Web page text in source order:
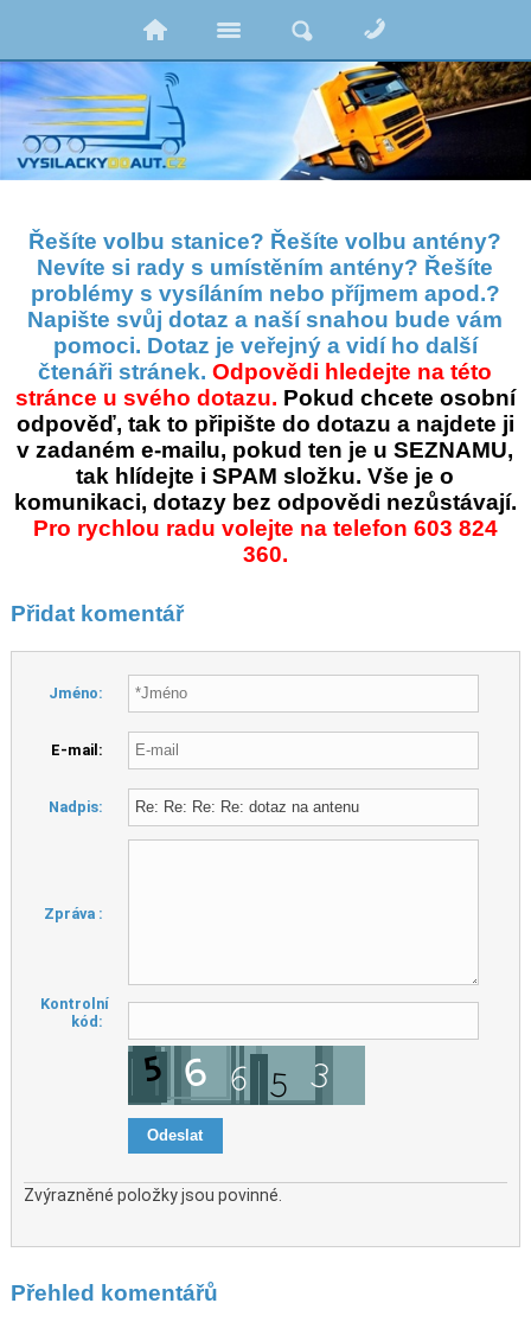
Řešíte volbu stanice? Řešíte volbu antény?
Nevíte si rady s umístěním antény? Řešíte
problémy s vysíláním nebo příjmem apod.?
Napište svůj dotaz a naší snahou bude vám
pomoci. Dotaz je veřejný a vidí ho další
čtenáři stránek.Odpovědi hledejte na této
stránce u svého dotazu. Pokud chcete osobní
odpověď, tak to připište do dotazu a najdete ji
v zadaném e-mailu, pokud ten je u SEZNAMU,
tak hlídejte i SPAM složku. Vše je o
komunikaci, dotazy bez odpovědi nezůstávají.
Pro rychlou radu volejte na telefon 603 824
360.
Přidat komentář
Jméno:
E-mail:
Nadpis:
Zpráva :
Kontrolní
kód:
Zvýrazněné položky jsou povinné.
Přehled komentářů